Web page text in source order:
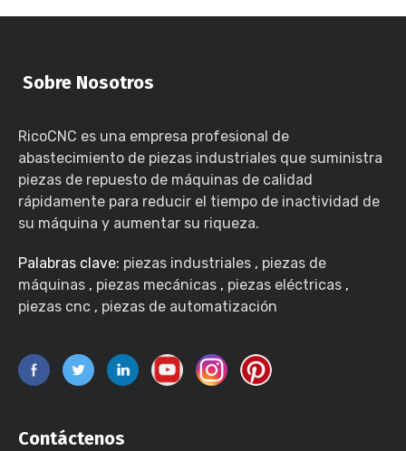
Sobre Nosotros
RicoCNC es una empresa profesional de
abastecimiento de piezas industriales que suministra
piezas de repuesto de máquinas de calidad
rápidamente para reducir el tiempo de inactividad de
su máquina y aumentar su riqueza.
Palabras clave: piezas industriales , piezas de
máquinas , piezas mecánicas , piezas eléctricas ,
piezas cnc , piezas de automatización
Contáctenos